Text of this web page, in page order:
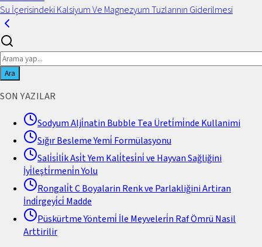
Su İçerisindeki Kalsiyum Ve Magnezyum Tuzlarının Giderilmesi
Ara
SON YAZILAR
Sodyum Alji̇natin Bubble Tea Üreti̇mi̇nde Kullanimi
Sığır Besleme Yemi̇ Formülasyonu
Sali̇si̇li̇k Asi̇t Yem Kali̇tesi̇ni̇ ve Hayvan Sağliğini
İyi̇leşti̇rmeni̇n Yolu
Rongali̇t C Boyalarin Renk ve Parlakliğini Artiran
İndi̇rgeyi̇ci̇ Madde
Püskürtme Yöntemi̇ İle Meyveleri̇n Raf Ömrü Nasil
Arttirilir